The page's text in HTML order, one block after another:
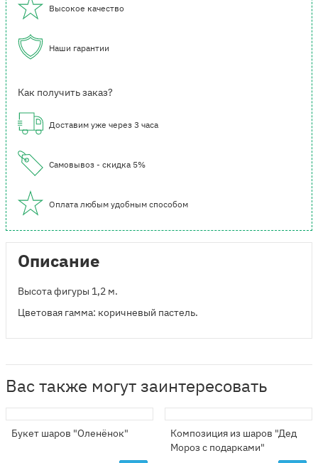
Высокое качество
Наши гарантии
Как получить заказ?
Доставим уже через 3 часа
Самовывоз - скидка 5%
Оплата любым удобным способом
Описание
Высота фигуры 1,2 м.
Цветовая гамма: коричневый пастель.
Вас также могут заинтересовать
Букет шаров "Оленёнок"
Композиция из шаров "Дед
Мороз с подарками"